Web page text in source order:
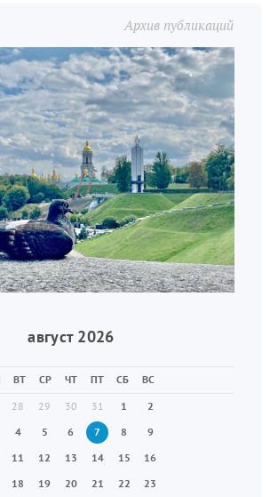
Архив публикаций
август 2026
ВТ СР ЧТ ПТ СБ
ВС
28 29 30 31 1
2
4 5 6 7 8
9
11 12 13 14 15
16
18 19 20 21 22
23